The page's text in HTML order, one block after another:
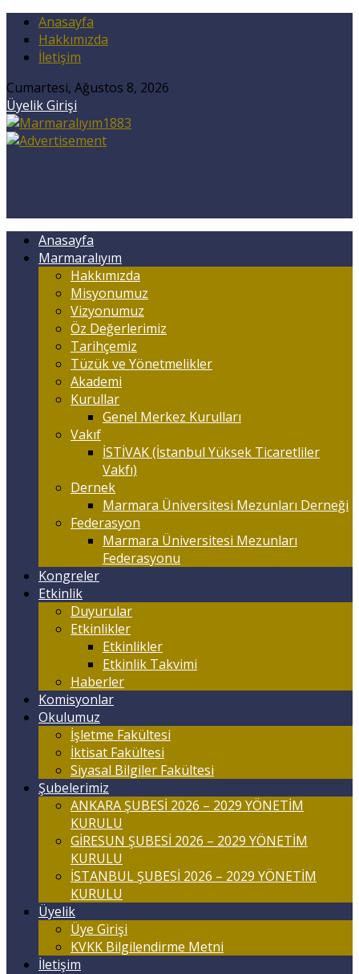
Anasayfa
Hakkımızda
İletişim
Cumartesi, Ağustos 8, 2026
Üyelik Girişi
Anasayfa
Marmaralıyım
Hakkımızda
Misyonumuz
Vizyonumuz
Öz Değerlerimiz
Tarihçemiz
Tüzük ve Yönetmelikler
Akademi
Kurullar
Genel Merkez Kurulları
Vakıf
İSTİVAK (İstanbul Yüksek Ticaretliler
Vakfı)
Dernek
Marmara Üniversitesi Mezunları Derneği
Federasyon
Marmara Üniversitesi Mezunları
Federasyonu
Kongreler
Etkinlik
Duyurular
Etkinlikler
Etkinlikler
Etkinlik Takvimi
Haberler
Komisyonlar
Okulumuz
İşletme Fakültesi
İktisat Fakültesi
Siyasal Bilgiler Fakültesi
Şubelerimiz
ANKARA ŞUBESİ 2026 – 2029 YÖNETİM
KURULU
GİRESUN ŞUBESİ 2026 – 2029 YÖNETİM
KURULU
İSTANBUL ŞUBESİ 2026 – 2029 YÖNETİM
KURULU
Üyelik
Üye Girişi
KVKK Bilgilendirme Metni
İletişim